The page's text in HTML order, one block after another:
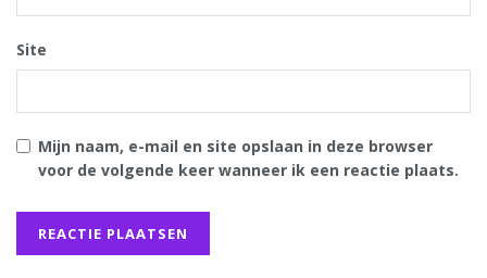
Site
Mijn naam, e-mail en site opslaan in deze browser
voor de volgende keer wanneer ik een reactie plaats.